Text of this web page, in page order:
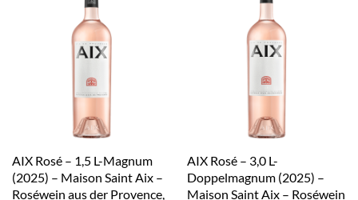
AIX Rosé – 1,5 L-Magnum
(2025) – Maison Saint Aix –
Roséwein aus der Provence,
AIX Rosé – 3,0 L-
Doppelmagnum (2025) –
Maison Saint Aix – Roséwein